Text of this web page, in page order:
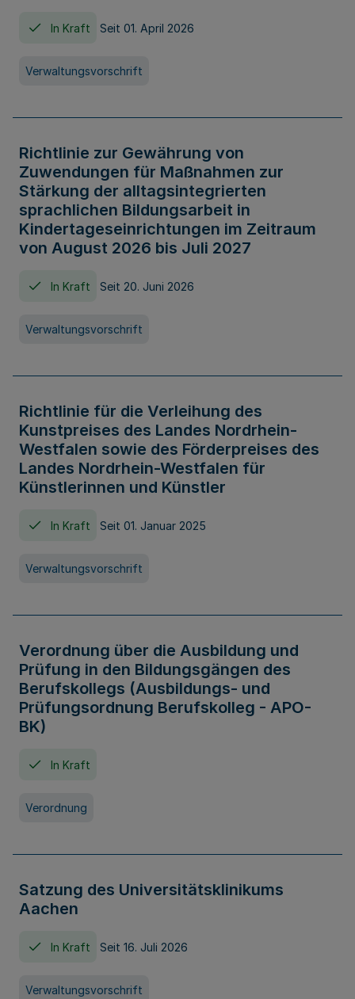
In Kraft Seit 01. April 2026
Verwaltungsvorschrift
Richtlinie zur Gewährung von
Zuwendungen für Maßnahmen zur
Stärkung der alltagsintegrierten
sprachlichen Bildungsarbeit in
Kindertageseinrichtungen im Zeitraum
von August 2026 bis Juli 2027
In Kraft Seit 20. Juni 2026
Verwaltungsvorschrift
Richtlinie für die Verleihung des
Kunstpreises des Landes Nordrhein-
Westfalen sowie des Förderpreises des
Landes Nordrhein-Westfalen für
Künstlerinnen und Künstler
In Kraft Seit 01. Januar 2025
Verwaltungsvorschrift
Verordnung über die Ausbildung und
Prüfung in den Bildungsgängen des
Berufskollegs (Ausbildungs- und
Prüfungsordnung Berufskolleg - APO-
BK)
In Kraft
Verordnung
Satzung des Universitätsklinikums
Aachen
In Kraft Seit 16. Juli 2026
Verwaltungsvorschrift